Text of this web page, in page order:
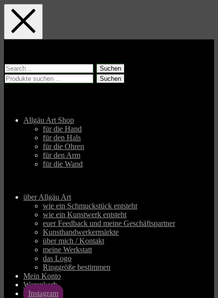
Skip
main
navigation
Skip
main
content
Skip
footer
Suchen
nach:
Suchen
Allgäu Art Shop
für die Hand
für den Hals
für die Ohren
für den Arm
für die Wand
über Allgäu Art
wie ein Schmuckstück entsteht
wie ein Kunstwerk entsteht
euer Feedback und meine Geschäftspartner
Kunsthandwerkermärkte
über mich / Kontakt
meine Werkstatt
das Logo
Ringgröße bestimmen
Mein Konto
Warenkorb
Instagram